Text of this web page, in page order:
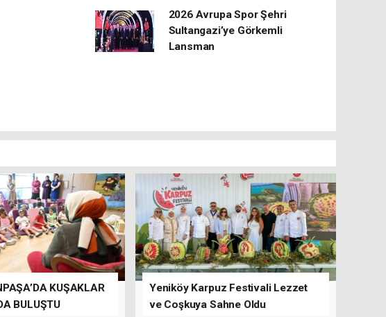
2026 Avrupa Spor Şehri
Sultangazi’ye Görkemli
Lansman
KUŞAKLAR
BULUŞTU
Yeniköy Karpuz Festivali Lezzet
ve Coşkuya Sahne Oldu